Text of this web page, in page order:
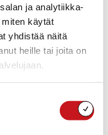
ja analytiikka-
käytät
yhdistää näitä
heille tai joita on